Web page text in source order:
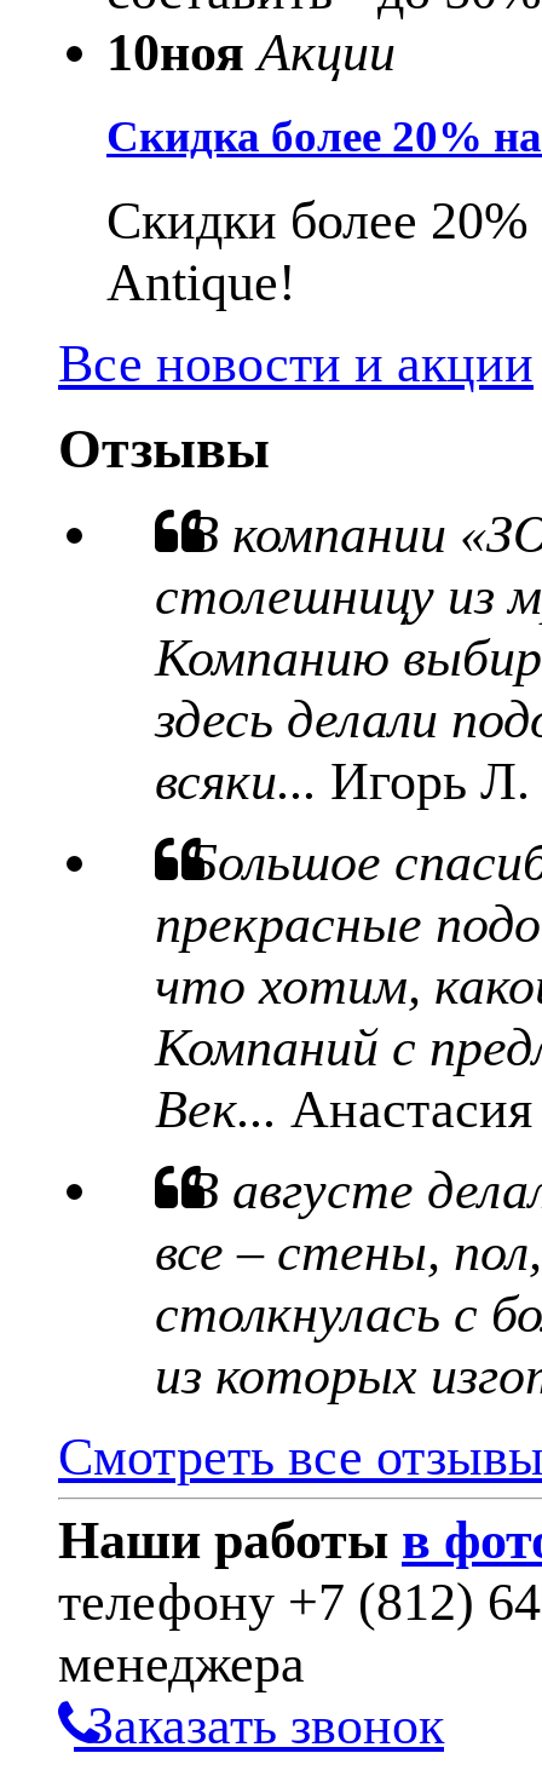
10ноя Акции
Скидка более 20%
Скидки более
Antique!
Все новости и акции
Отзывы
В компании
столешницу из
Компанию
здесь делали
всяки... Игорь Л.
Большое
прекрасные
что хотим,
Компаний с
Век...
В августе
все – стены,
столкнулась с
из которых
Смотреть все
Наши работы в
телефону +7 (812)
менеджера
Заказать звонок